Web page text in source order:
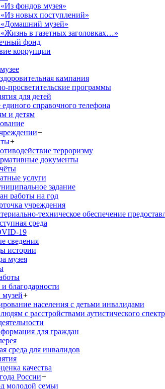
фондов музея»
новых поступлений»
музей»
в газетных заголовках…»
фонд
коррупции
кампания
просветительские программы
для детей
справочного телефона
и детям
+
+
терроризму
документы
услуги
задание
работы на год
учреждения
техническое обеспечение
среда
19
сведения
истории
музея
благодарности
+
населения с детьми инвалидами
с расстройствами аутистического
для граждан
среда для инвалидов
качества
России+
молодой семьи